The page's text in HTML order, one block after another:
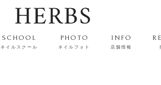
SCHOOL
ネイルスクール
PHOTO
ネイルフォト
INFO
店舗情報